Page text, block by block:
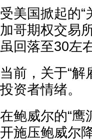
受美国掀起的“
加哥期权交易
虽回落至30左
当前，关于“
投资者情绪。
在鲍威尔的“鹰
开施压鲍威尔